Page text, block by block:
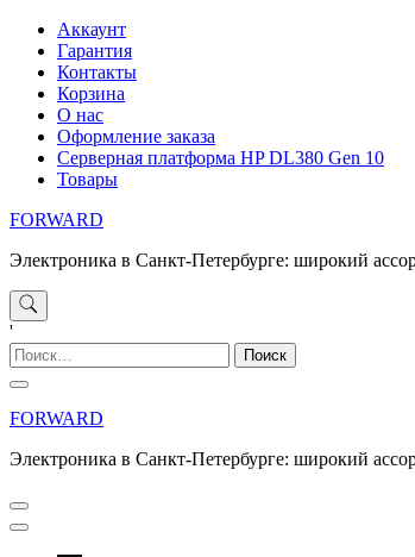
Перейти
содержимому
Аккаунт
Гарантия
Контакты
Корзина
О нас
Оформление заказа
Серверная платформа HP DL380 Gen 10
Товары
FORWARD
Электроника в Санкт-Петербурге: широкий
'
Найти:
FORWARD
Электроника в Санкт-Петербурге: широкий